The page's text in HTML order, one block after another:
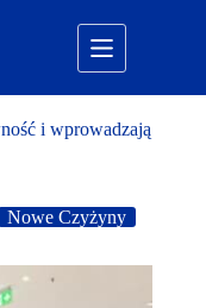
i wprowadzają
Nowe Czyżyny